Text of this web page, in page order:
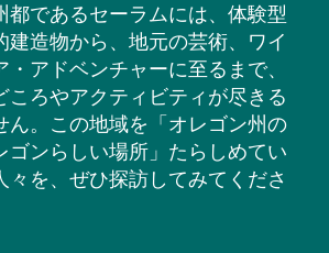
都であるセーラムには、体験型
建造物から、地元の芸術、ワイ
アドベンチャーに至るまで、
ころやアクティビティが尽きる
ん。この地域を「オレゴン州の
ゴンらしい場所」たらしめてい
々を、ぜひ探訪してみてくださ